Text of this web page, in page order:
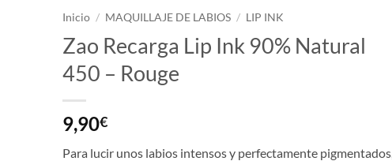
Inicio / MAQUILLAJE DE LABIOS / LIP INK
Zao Recarga Lip Ink 90% Natural
450 – Rouge
9,90€
Para lucir unos labios intensos y perfectamente pigmentados,